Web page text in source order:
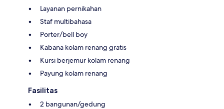
Layanan pernikahan
Staf multibahasa
Porter/bell boy
Kabana kolam renang gratis
Kursi berjemur kolam renang
Payung kolam renang
Fasilitas
2 bangunan/gedung